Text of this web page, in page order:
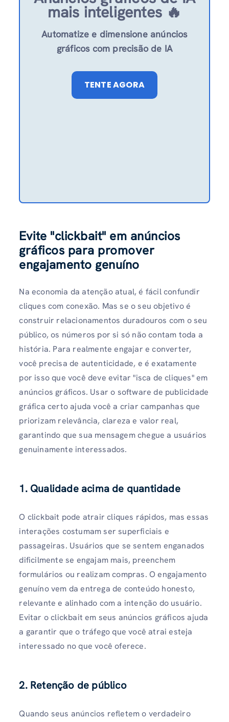
mais inteligentes 🔥
Automatize e dimensione anúncios
gráficos com precisão de IA
TENTE AGORA
Evite "clickbait" em anúncios
gráficos para promover
engajamento genuíno
Na economia da atenção atual, é fácil confundir
cliques com conexão. Mas se o seu objetivo é
construir relacionamentos duradouros com o seu
público, os números por si só não contam toda a
história. Para realmente engajar e converter,
você precisa de autenticidade, e é exatamente
por isso que você deve evitar "isca de cliques" em
anúncios gráficos. Usar o software de publicidade
gráfica certo ajuda você a criar campanhas que
priorizam relevância, clareza e valor real,
garantindo que sua mensagem chegue a usuários
genuinamente interessados.
1. Qualidade acima de quantidade
O clickbait pode atrair cliques rápidos, mas essas
interações costumam ser superficiais e
passageiras. Usuários que se sentem enganados
dificilmente se engajam mais, preenchem
formulários ou realizam compras. O engajamento
genuíno vem da entrega de conteúdo honesto,
relevante e alinhado com a intenção do usuário.
Evitar o clickbait em seus anúncios gráficos ajuda
a garantir que o tráfego que você atrai esteja
interessado no que você oferece.
2. Retenção de público
Quando seus anúncios refletem o verdadeiro